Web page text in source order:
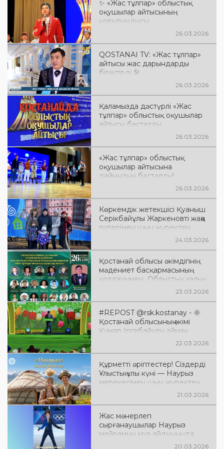
✨ «Жас тұлпар» облыстық
оқушылар айтысының
қорытындысы
26.03.2026
QOSTANAI TV: «Жас тұлпар»
айтысы жас дарындарды
біріктірді 🎤
26.03.2026
Қаламызда дәстүрлі «Жас
тұлпар» облыстық оқушылар
айтысы басталды
26.03.2026
«Жас тұлпар» облыстық
оқушылар айтысына
дайындық басталды!
26.03.2026
Көркемдік жетекшісі Қуаныш
Серікбайұлы Жаркеновті жаңа
пәтерімен шын жүректен
24.03.2026
Қостанай облысы әкімдігінің
мәдениет басқармасының
қолдауымен Облыстық халық
шығармашылығы мен23.03.2026
#REPOST @rsk.kostanay - 🌞
Қостанай облысының әкімі
Құмар Іргебайұлы аймақ
тұрғындарын Наурыз22.03.2026
Құрметті әріптестер! Сіздерді
Ұлыстың ұлы күні — Наурыз
мерекесімен шын жүректен
21.03.2026
Жас мәнерлеп
сырғанаушылар Наурыз
мейрамын мұз айдынында
әсем де әсерлі өнерлерімен
20.03.2026